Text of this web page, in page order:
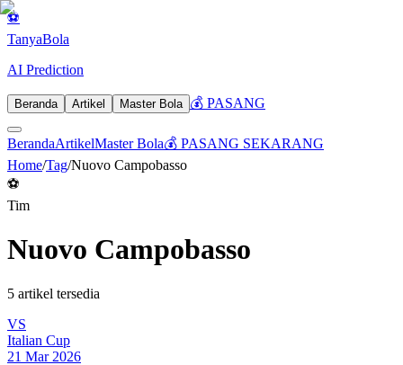
⚽
TanyaBola
AI Prediction
Beranda Artikel Master Bola 💰 PASANG
BerandaArtikelMaster Bola💰 PASANG SEKARANG
Home/Tag/Nuovo Campobasso
⚽
Tim
Nuovo Campobasso
5 artikel tersedia
VS
Italian Cup
21 Mar 2026